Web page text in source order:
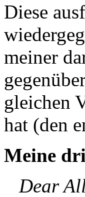
Diese
meiner
gleichen
hat (den
Meine
Dear